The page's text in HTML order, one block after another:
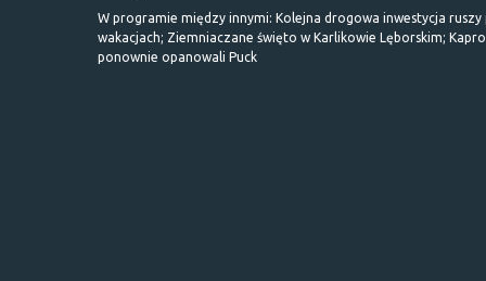
W programie między innymi: Kolejna drogowa inwestycja ruszy
wakacjach; Ziemniaczane święto w Karlikowie Lęborskim;
ponownie opanowali Puck